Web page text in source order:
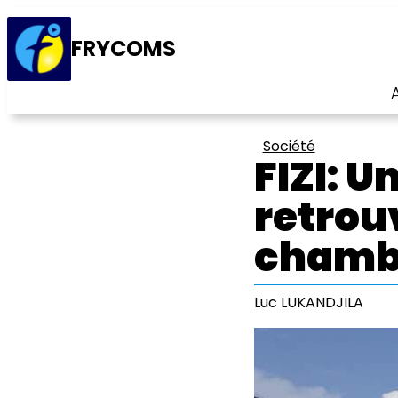
FRYCOMS
Société
FIZI:
Luc LUKANDJILA